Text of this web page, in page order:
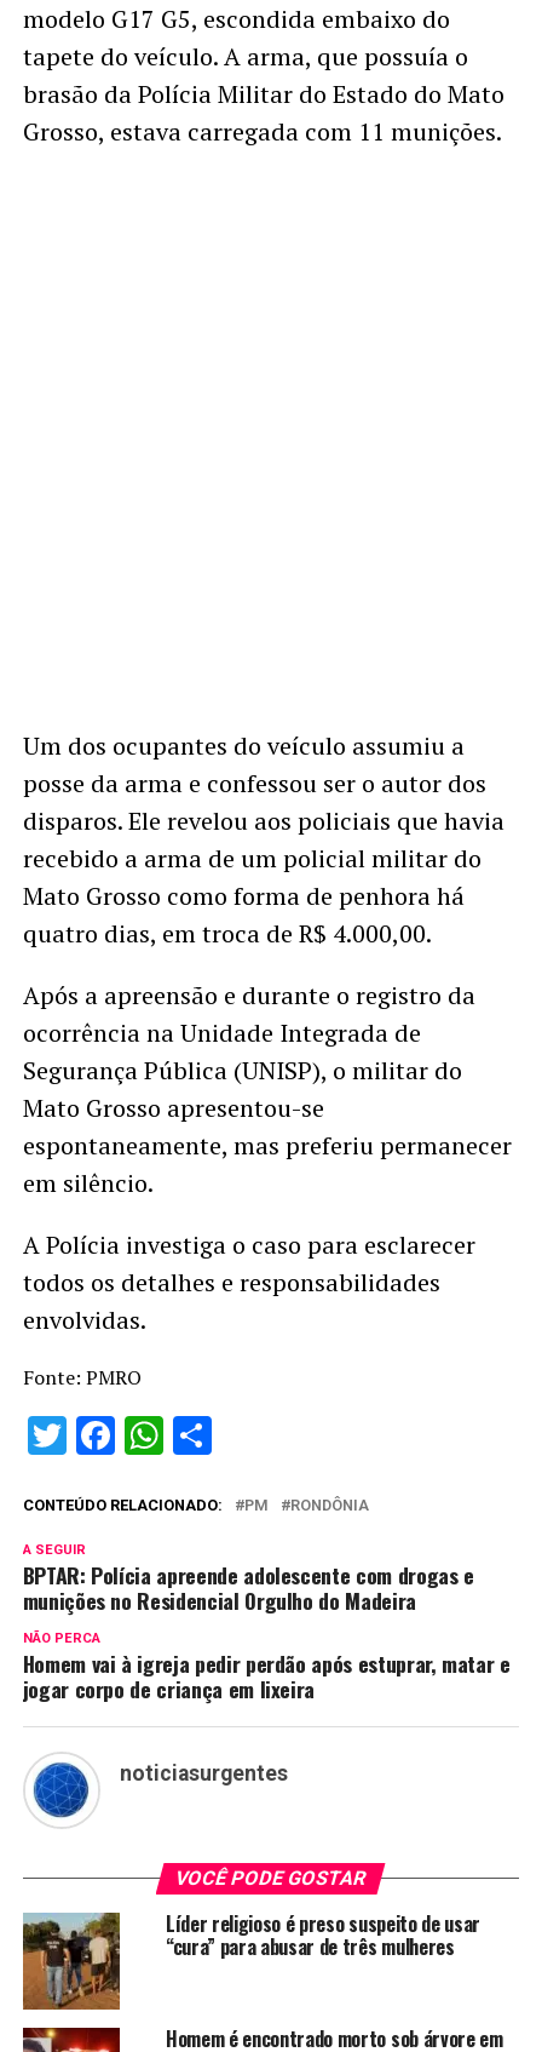
modelo G17 G5, escondida embaixo do
tapete do veículo. A arma, que possuía o
brasão da Polícia Militar do Estado do Mato
Grosso, estava carregada com 11 munições.
Um dos ocupantes do veículo assumiu a
posse da arma e confessou ser o autor dos
disparos. Ele revelou aos policiais que havia
recebido a arma de um policial militar do
Mato Grosso como forma de penhora há
quatro dias, em troca de R$ 4.000,00.
Após a apreensão e durante o registro da
ocorrência na Unidade Integrada de
Segurança Pública (UNISP), o militar do
Mato Grosso apresentou-se
espontaneamente, mas preferiu permanecer
em silêncio.
A Polícia investiga o caso para esclarecer
todos os detalhes e responsabilidades
envolvidas.
Fonte: PMRO
Twitter
Facebook
WhatsApp
CONTEÚDO RELACIONADO: PM RONDÔNIA
A SEGUIR
BPTAR: Polícia apreende adolescente com drogas e
munições no Residencial Orgulho do Madeira
NÃO PERCA
Homem vai à igreja pedir perdão após estuprar, matar e
jogar corpo de criança em lixeira
noticiasurgentes
VOCÊ PODE GOSTAR
Líder religioso é preso suspeito de usar
“cura” para abusar de três mulheres
Homem é encontrado morto sob árvore em